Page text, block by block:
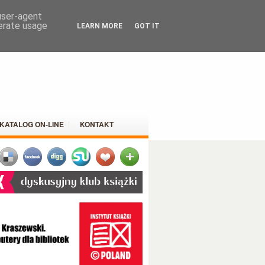
KATALOG ON-LINE KONTAKT
agent
usage
LEARN MORE GOT IT